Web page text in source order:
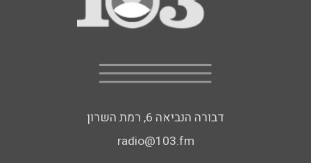
דבורה הנביאה 6, רמת השרון
radio@103.fm